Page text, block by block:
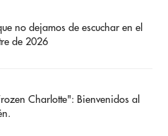
no dejamos de escuchar en el
de 2026
Charlotte": Bienvenidos al